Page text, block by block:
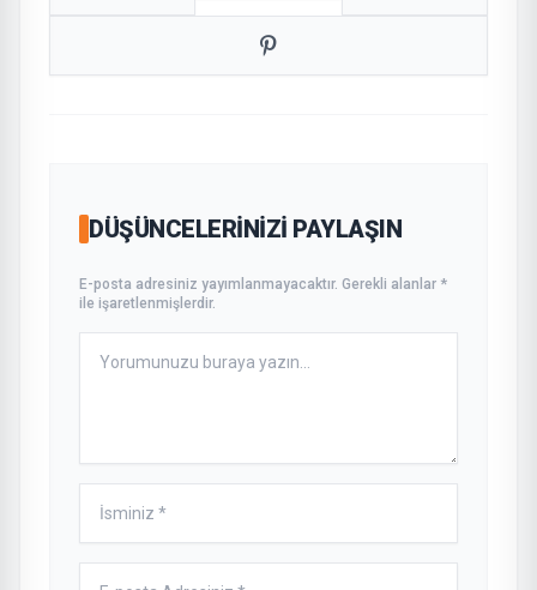
DÜŞÜNCELERINIZI PAYLAŞIN
E-posta adresiniz yayımlanmayacaktır. Gerekli alanlar *
ile işaretlenmişlerdir.